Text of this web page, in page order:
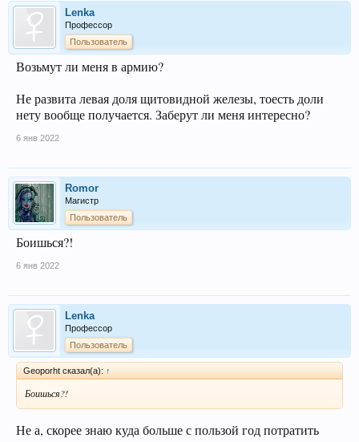
Lenka
Профессор
Пользователь
Возьмут ли меня в армию?
Не развита левая доля щитовидной железы, тоесть доли
нету вообще получается. Заберут ли меня интересно?
6 янв 2022
Romor
Магистр
Пользователь
Боишься?!
6 янв 2022
Lenka
Профессор
Пользователь
Geoporht сказал(а): ↑
Боишься?!
Не а, скорее знаю куда больше с пользой год потратить